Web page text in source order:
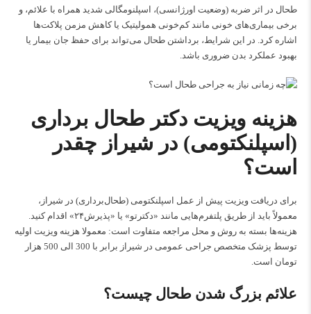
طحال در اثر ضربه (وضعیت اورژانسی)، اسپلنومگالی شدید همراه با علائم، و
برخی بیماری‌های خونی مانند کم‌خونی همولیتیک یا کاهش مزمن پلاکت‌ها
اشاره کرد. در این شرایط، برداشتن طحال می‌تواند برای حفظ جان بیمار یا
بهبود عملکرد بدن ضروری باشد.
هزینه ویزیت دکتر طحال برداری
(اسپلنکتومی) در شیراز چقدر
است؟
برای دریافت ویزیت پیش از عمل اسپلنکتومی (طحال‌برداری) در شیراز،
معمولاً باید از طریق پلتفرم‌هایی مانند «دکترتو» یا «پذیرش۲۴» اقدام کنید.
هزینه‌ها بسته به روش و محل مراجعه متفاوت است: معمولا هزینه ویزیت اولیه
توسط پزشک متخصص جراحی عمومی در شیراز
برابر با 300 الی 500 هزار
تومان است.
علائم بزرگ شدن طحال چیست؟